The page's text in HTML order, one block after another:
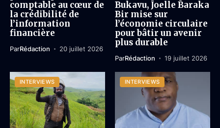
comptable au cœur de
la crédibilité de
l’information
financière
ParRédaction 20 juillet 2026
Bukavu, Joelle Baraka
Bir mise sur
l’économie circulaire
pour bâtir un avenir
plus durable
ParRédaction 19 juillet 2026
INTERVIEWS INTERVIEWS